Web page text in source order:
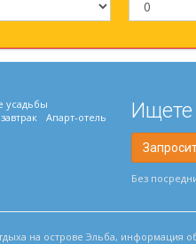
усадьбы
Апарт-отель Ищете
Без
на острове Эльба, информация